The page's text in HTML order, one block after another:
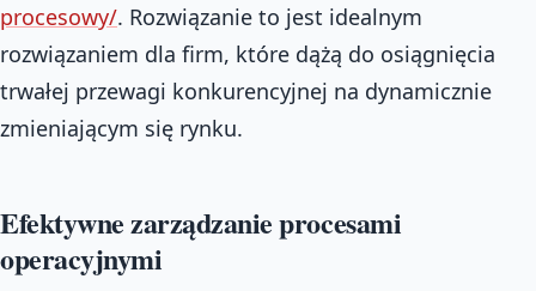
procesowy/. Rozwiązanie to jest idealnym
rozwiązaniem dla firm, które dążą do osiągnięcia
trwałej przewagi konkurencyjnej na dynamicznie
zmieniającym się rynku.
Efektywne zarządzanie procesami
operacyjnymi